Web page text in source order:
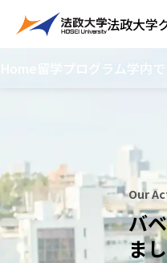
法政大学
Home 留学プログラム学内
Our
バ
ま